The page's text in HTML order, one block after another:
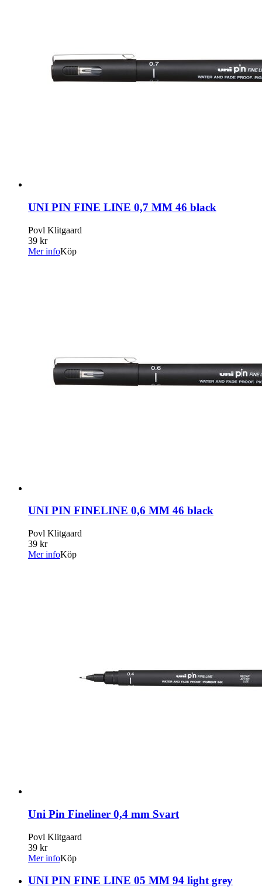
UNI PIN FINE LINE 0,7 MM 46 black
Povl Klitgaard
39 kr
Mer infoKöp
UNI PIN FINELINE 0,6 MM 46 black
Povl Klitgaard
39 kr
Mer infoKöp
Uni Pin Fineliner 0,4 mm Svart
Povl Klitgaard
39 kr
Mer infoKöp
UNI PIN FINE LINE 05 MM 94 light grey